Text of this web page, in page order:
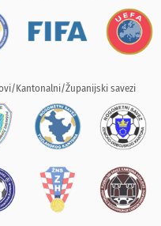
Kantonalni/Županijski savezi